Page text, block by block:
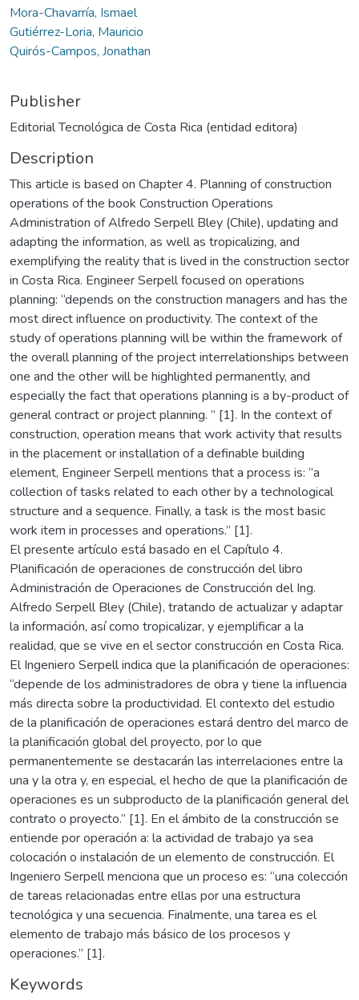
Mora-Chavarría, Ismael
Gutiérrez-Loria, Mauricio
Quirós-Campos, Jonathan
Publisher
Editorial Tecnológica de Costa Rica (entidad editora)
Description
This article is based on Chapter 4. Planning of construction
operations of the book Construction Operations
Administration of Alfredo Serpell Bley (Chile), updating and
adapting the information, as well as tropicalizing, and
exemplifying the reality that is lived in the construction sector
in Costa Rica. Engineer Serpell focused on operations
planning: “depends on the construction managers and has the
most direct influence on productivity. The context of the
study of operations planning will be within the framework of
the overall planning of the project interrelationships between
one and the other will be highlighted permanently, and
especially the fact that operations planning is a by-product of
general contract or project planning. ” [1]. In the context of
construction, operation means that work activity that results
in the placement or installation of a definable building
element, Engineer Serpell mentions that a process is: “a
collection of tasks related to each other by a technological
structure and a sequence. Finally, a task is the most basic
work item in processes and operations.” [1].
El presente artículo está basado en el Capítulo 4.
Planificación de operaciones de construcción del libro
Administración de Operaciones de Construcción del Ing.
Alfredo Serpell Bley (Chile), tratando de actualizar y adaptar
la información, así como tropicalizar, y ejemplificar a la
realidad, que se vive en el sector construcción en Costa Rica.
El Ingeniero Serpell indica que la planificación de operaciones:
“depende de los administradores de obra y tiene la influencia
más directa sobre la productividad. El contexto del estudio
de la planificación de operaciones estará dentro del marco de
la planificación global del proyecto, por lo que
permanentemente se destacarán las interrelaciones entre la
una y la otra y, en especial, el hecho de que la planificación de
operaciones es un subproducto de la planificación general del
contrato o proyecto.” [1]. En el ámbito de la construcción se
entiende por operación a: la actividad de trabajo ya sea
colocación o instalación de un elemento de construcción. El
Ingeniero Serpell menciona que un proceso es: “una colección
de tareas relacionadas entre ellas por una estructura
tecnológica y una secuencia. Finalmente, una tarea es el
elemento de trabajo más básico de los procesos y
operaciones.” [1].
Keywords